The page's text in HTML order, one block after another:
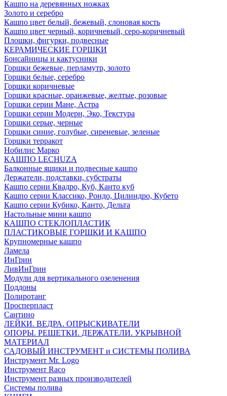
Кашпо на деревянных ножках
Золото и серебро
Кашпо цвет белый, бежевый, слоновая кость
Кашпо цвет черный, коричневый, серо-коричневый
Плошки, фигурки, подвесные
КЕРАМИЧЕСКИЕ ГОРШКИ
Бонсайницы и кактусники
Горшки бежевые, перламутр, золото
Горшки белые, серебро
Горшки коричневые
Горшки красные, оранжевые, желтые, розовые
Горшки серии Мане, Астра
Горшки серии Модерн, Эко, Текстура
Горшки серые, черные
Горшки синие, голубые, сиреневые, зеленые
Горшки терракот
Нобилис Марко
КАШПО LECHUZA
Балконные ящики и подвесные кашпо
Держатели, подставки, субстраты
Кашпо серии Квадро, Куб, Канто куб
Кашпо серии Классико, Рондо, Цилиндро, Кубето
Кашпо серии Кубико, Канто, Дельта
Настольные мини кашпо
КАШПО СТЕКЛОПЛАСТИК
ПЛАСТИКОВЫЕ ГОРШКИ И КАШПО
Крупномерные кашпо
Ламела
ИнГрин
ЛивИнГрин
Модули для вертикального озеленения
Поддоны
Полиротанг
Просперпласт
Сантино
ЛЕЙКИ. ВЕДРА. ОПРЫСКИВАТЕЛИ
ОПОРЫ. РЕШЕТКИ. ДЕРЖАТЕЛИ. УКРЫВНОЙ
МАТЕРИАЛ
САДОВЫЙ ИНСТРУМЕНТ и СИСТЕМЫ ПОЛИВА
Инструмент Mr. Logo
Инструмент Raco
Инструмент разных производителей
Системы полива